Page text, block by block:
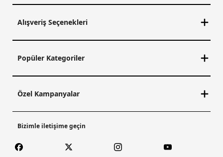
Alışveriş Seçenekleri
Popüler Kategoriler
Özel Kampanyalar
Bizimle iletişime geçin